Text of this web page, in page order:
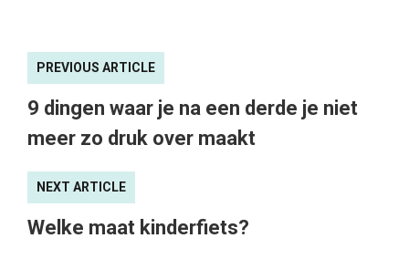
PREVIOUS ARTICLE
9 dingen waar je na een derde je niet
meer zo druk over maakt
NEXT ARTICLE
Welke maat kinderfiets?